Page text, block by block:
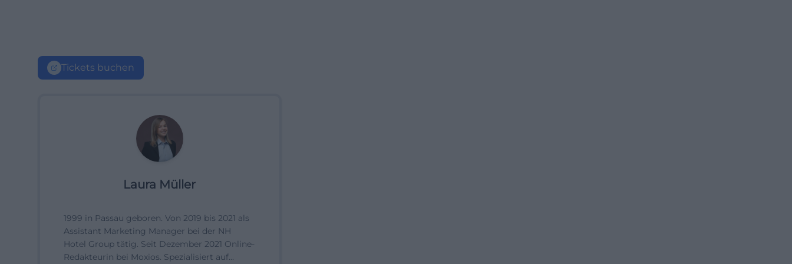
Tickets buchen
Laura Müller
1999 in Passau geboren. Von 2019 bis 2021 als
Assistant Marketing Manager bei der NH
Hotel Group tätig. Seit Dezember 2021 Online-
Redakteurin bei Moxios. Spezialisiert auf